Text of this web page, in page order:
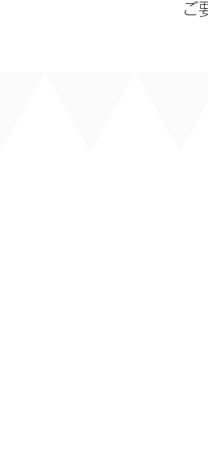
ご